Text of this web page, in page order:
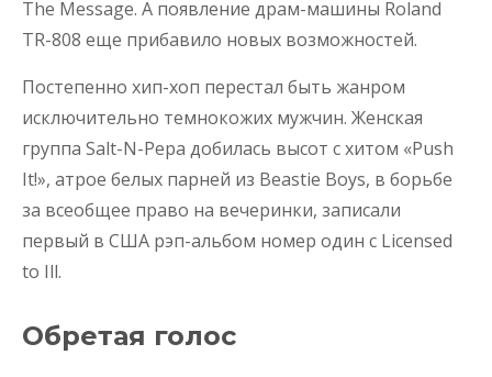
The Message. А появление драм-машины Roland
TR-808 еще прибавило новых возможностей.
Постепенно хип-хоп перестал быть жанром
исключительно темнокожих мужчин. Женская
группа Salt-N-Pepa добилась высот с хитом «Push
It!», атрое белых парней из Beastie Boys, в борьбе
за всеобщее право на вечеринки, записали
первый в США рэп-альбом номер один с Licensed
to Ill.
Обретая голос